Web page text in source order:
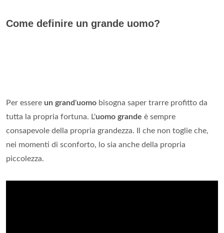
Come definire un grande uomo?
Per essere un grand'uomo bisogna saper trarre profitto da
tutta la propria fortuna. L'uomo grande è sempre
consapevole della propria grandezza. Il che non toglie che,
nei momenti di sconforto, lo sia anche della propria
piccolezza.